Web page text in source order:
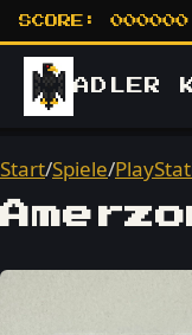
SCORE: 000000
ADLER
Start/Spiele/